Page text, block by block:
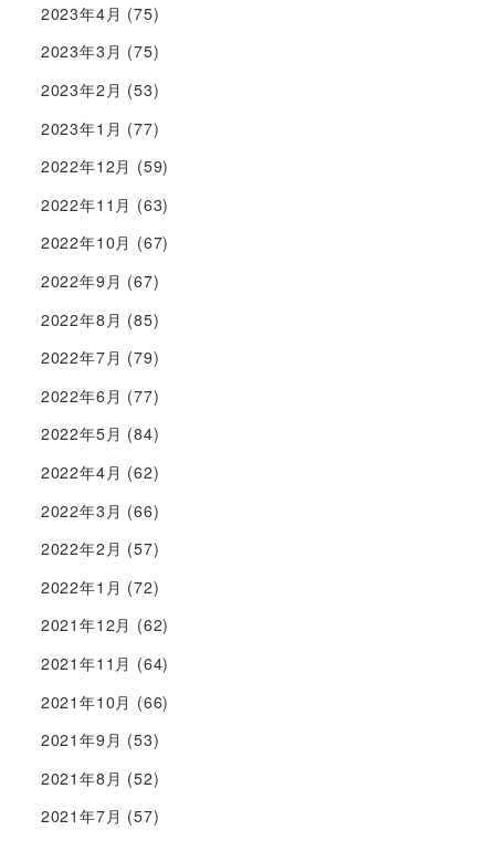
2023年4月 (75)
2023年3月 (75)
2023年2月 (53)
2023年1月 (77)
2022年12月 (59)
2022年11月 (63)
2022年10月 (67)
2022年9月 (67)
2022年8月 (85)
2022年7月 (79)
2022年6月 (77)
2022年5月 (84)
2022年4月 (62)
2022年3月 (66)
2022年2月 (57)
2022年1月 (72)
2021年12月 (62)
2021年11月 (64)
2021年10月 (66)
2021年9月 (53)
2021年8月 (52)
2021年7月 (57)